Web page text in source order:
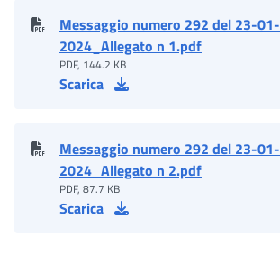
Messaggio numero 292 del 23-01-
2024_Allegato n 1.pdf
PDF, 144.2 KB
Scarica
Messaggio numero 292 del 23-01-
2024_Allegato n 2.pdf
PDF, 87.7 KB
Scarica